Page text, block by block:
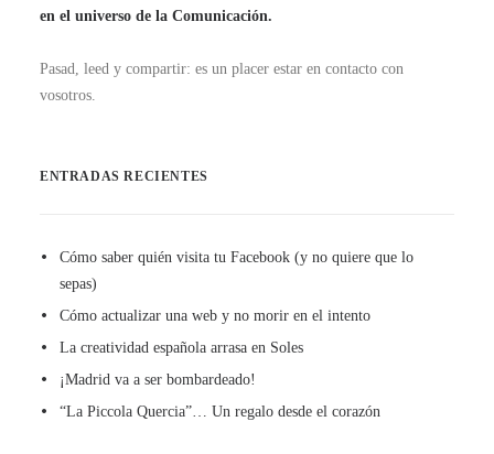
en el universo de la Comunicación.
Pasad, leed y compartir: es un placer estar en contacto con
vosotros.
ENTRADAS RECIENTES
Cómo saber quién visita tu Facebook (y no quiere que lo
sepas)
Cómo actualizar una web y no morir en el intento
La creatividad española arrasa en Soles
¡Madrid va a ser bombardeado!
“La Piccola Quercia”… Un regalo desde el corazón